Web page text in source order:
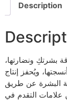
Description
بشرتكِ ونضارتها،
ويُحفز إنتاج
البشرة عن طريق
علامات التقدم في